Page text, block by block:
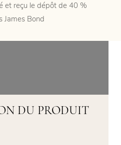
et reçu le dépôt de 40 %
James Bond
DU PRODUIT